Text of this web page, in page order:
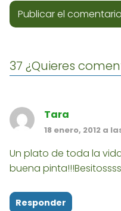
37 ¿Quieres
Tara
18 enero, 2012 a
Un plato de toda la
buena pinta!!!Besitossss
Responder